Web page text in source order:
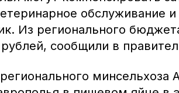
обслуживание и
Из регионального
сообщили в
минсельхоза